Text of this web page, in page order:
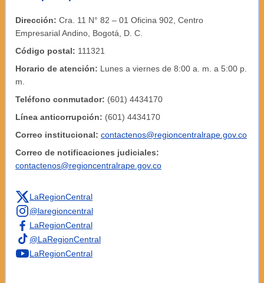
Dirección: Cra. 11 N° 82 – 01 Oficina 902, Centro
Empresarial Andino, Bogotá, D. C.
Código postal: 111321
Horario de atención: Lunes a viernes de 8:00 a. m. a 5:00 p.
m.
Teléfono conmutador: (601) 4434170
Línea anticorrupción: (601) 4434170
Correo institucional: contactenos@regioncentralrape.gov.co
Correo de notificaciones judiciales:
contactenos@regioncentralrape.gov.co
LaRegionCentral
@laregioncentral
LaRegionCentral
@LaRegionCentral
LaRegionCentral